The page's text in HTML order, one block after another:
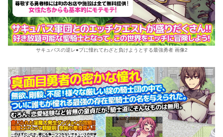
サキュバスの逆レ●プに憧れてわざと負けようとする最強勇者 画像2